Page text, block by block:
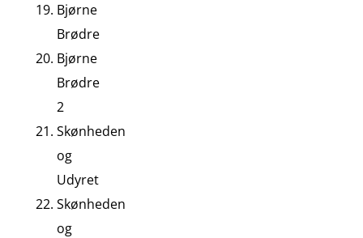
Bjørne
Brødre
Bjørne
Brødre
2
Skønheden
og
Udyret
Skønheden
og